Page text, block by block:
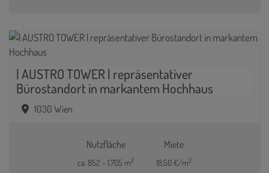
| AUSTRO TOWER | repräsentativer
Bürostandort in markantem Hochhaus
1030 Wien
Nutzfläche
ca. 852 - 1.705 m2
Miete
18,50 €/m2